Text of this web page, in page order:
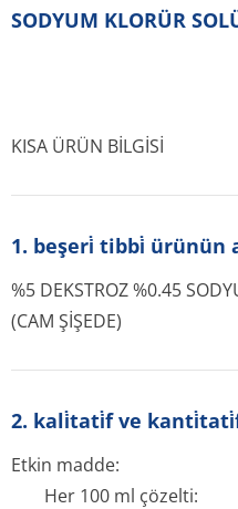
SODYUM KLORÜR
KISA ÜRÜN BİLGİSİ
1. beşeri̇ tibbi̇ ürünün
%5 DEKSTROZ %0.45
(CAM ŞİŞEDE)
2. kali̇tati̇f ve
Etkin madde:
Her 100 ml çözelti: